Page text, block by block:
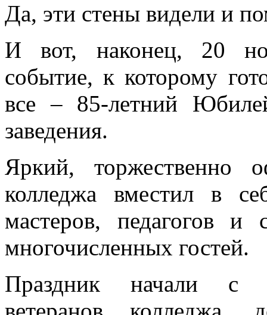
Да, эти стены видели и
И вот, наконец, 20
событие, к которому
все – 85-летний
заведения.
Яркий, торжественно
колледжа вместил в
мастеров, педагогов и
многочисленных гостей.
Праздник начали с